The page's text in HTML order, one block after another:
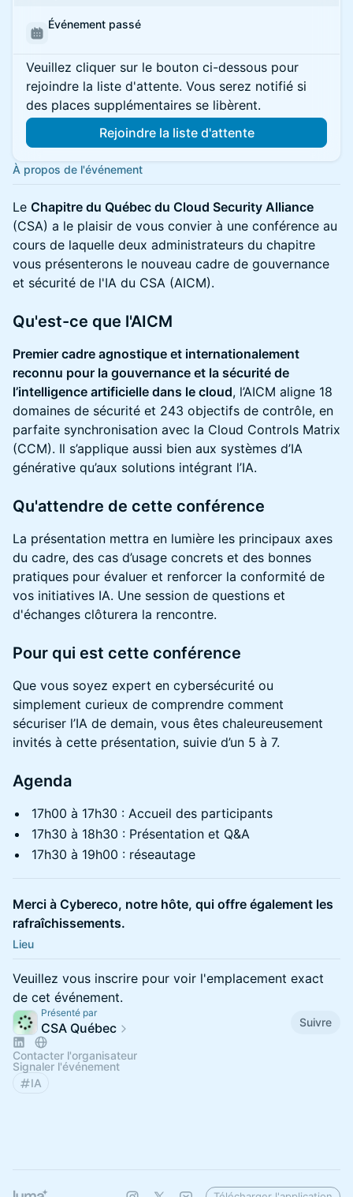
Événement passé
Veuillez cliquer sur le bouton ci-dessous pour
rejoindre la liste d'attente. Vous serez notifié si
des places supplémentaires se libèrent.
Rejoindre la liste d'attente
À propos de l'événement
Le Chapitre du Québec du Cloud Security Alliance
(CSA) a le plaisir de vous convier à une conférence au
cours de laquelle deux administrateurs du chapitre
vous présenterons le nouveau cadre de gouvernance
et sécurité de l'IA du CSA (AICM).
Qu'est-ce que l'AICM
Premier cadre agnostique et internationalement
reconnu pour la gouvernance et la sécurité de
l’intelligence artificielle dans le cloud, l’AICM aligne 18
domaines de sécurité et 243 objectifs de contrôle, en
parfaite synchronisation avec la Cloud Controls Matrix
(CCM). Il s’applique aussi bien aux systèmes d’IA
générative qu’aux solutions intégrant l’IA.
Qu'attendre de cette conférence
La présentation mettra en lumière les principaux axes
du cadre, des cas d’usage concrets et des bonnes
pratiques pour évaluer et renforcer la conformité de
vos initiatives IA. Une session de questions et
d'échanges clôturera la rencontre.
Pour qui est cette conférence
Que vous soyez expert en cybersécurité ou
simplement curieux de comprendre comment
sécuriser l’IA de demain, vous êtes chaleureusement
invités à cette présentation, suivie d’un 5 à 7.
Agenda
17h00 à 17h30 : Accueil des participants
17h30 à 18h30 : Présentation et Q&A
17h30 à 19h00 : réseautage
Merci à Cybereco, notre hôte, qui offre également les
rafraîchissements.
Lieu
Veuillez vous inscrire pour voir l'emplacement exact
de cet événement.
Présenté par
CSA Québec Suivre
Contacter l'organisateur
Signaler l'événement
IA